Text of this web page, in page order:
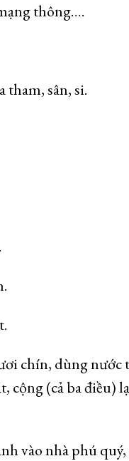
thông….
sân, si.
chín, dùng nước
(cả ba điều)
vào nhà phú